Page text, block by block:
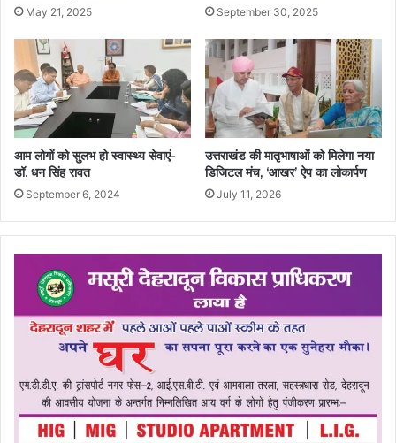
May 21, 2025 September 30, 2025
आम लोगों को सुलभ हो स्वास्थ्य सेवाएं-
डॉ. धन सिंह रावत
September 6, 2024
उत्तराखंड की मातृभाषाओं को मिलेगा नया
डिजिटल मंच, ‘आखर’ ऐप का लोकार्पण
July 11, 2026